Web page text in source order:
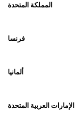
المملكة المتحدة
فرنسا
ألمانيا
الإمارات العربية المتحدة